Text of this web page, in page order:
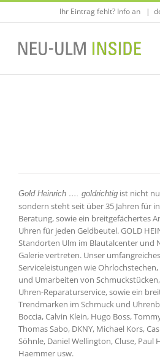
Zum
Ihr Eintrag fehlt? Info an |
Gold Heinrich …. goldrichtig ist nicht
sondern steht seit über 35 Jahren für
Beratung, sowie ein breitgefächertes
Uhren für jeden Geldbeutel. GOLD
Standorten Ulm im Blautalcenter und
Galerie vertreten. Unser
Serviceleistungen wie
und Umarbeiten von
Uhren-Reparaturservice, sowie ein
Trendmarken im Schmuck und
Boccia, Calvin Klein, Hugo Boss,
Thomas Sabo, DKNY, Michael Kors,
Söhnle, Daniel Wellington, Cluse, Paul
Haemmer usw.